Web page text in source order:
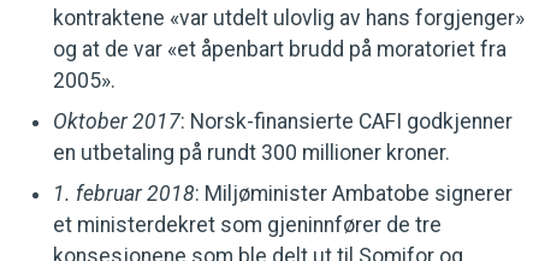
kontraktene «var utdelt ulovlig av hans forgjenger»
og at de var «et åpenbart brudd på moratoriet fra
2005».
Oktober 2017: Norsk-finansierte CAFI godkjenner
en utbetaling på rundt 300 millioner kroner.
1. februar 2018: Miljøminister Ambatobe signerer
et ministerdekret som gjeninnfører de tre
konsesjonene som ble delt ut til Somifor og